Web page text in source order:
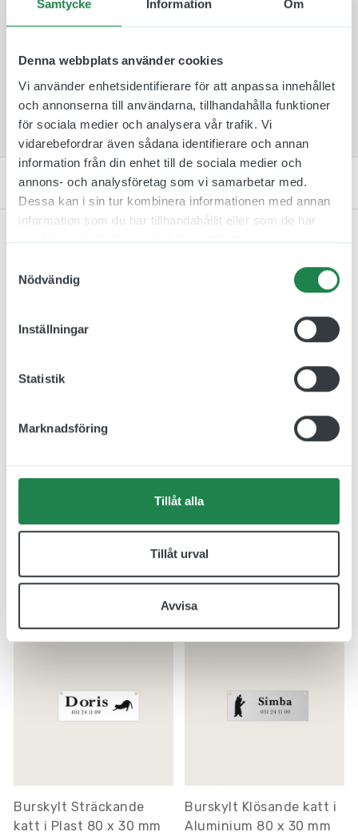
Samtycke Information Om
Denna webbplats använder cookies
Vi använder enhetsidentifierare för att anpassa innehållet
och annonserna till användarna, tillhandahålla funktioner
för sociala medier och analysera vår trafik. Vi
vidarebefordrar även sådana identifierare och annan
information från din enhet till de sociala medier och
annons- och analysföretag som vi samarbetar med.
Dessa kan i sin tur kombinera informationen med annan
information som du har tillhandahållit eller som de har
Nödvändig
Inställningar
Statistik
Marknadsföring
Tillåt alla
Tillåt urval
Avvisa
symboler.
Kontakta oss
Relaterade produkter
Burskylt Vovve i Plast 80
x 60 mm
Inkl. moms
Burskylt Hund i Plast
100 x 60 mm
81.00 kr
Inkl. moms
Burskylt Sträckande
katt i Plast 80 x 30 mm
Burskylt Klösande katt i
Aluminium 80 x 30 mm